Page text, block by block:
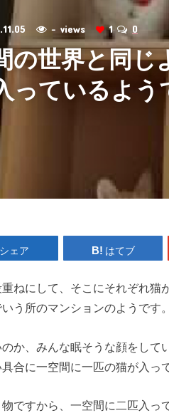
- views 1 0
の世界と同
っているよう
シェア はてブ
ねにして、そこにそれぞれ猫
う所のマンションのようです。
か、みんな眠そうな顔をして
合に一空間に一匹の猫が入っ
ですから、一空間に二匹入っ